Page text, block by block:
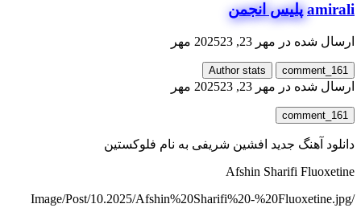
amirali پلیس انجمن
ارسال شده در مهر 23, 2025 23 مهر
comment_161
Author stats
ارسال شده در مهر 23, 2025 23 مهر
comment_161
دانلود آهنگ جدید افشین شریفی به نام فلوکستین
Afshin Sharifi Fluoxetine
/Image/Post/10.2025/Afshin%20Sharifi%20-%20Fluoxetine.jpg